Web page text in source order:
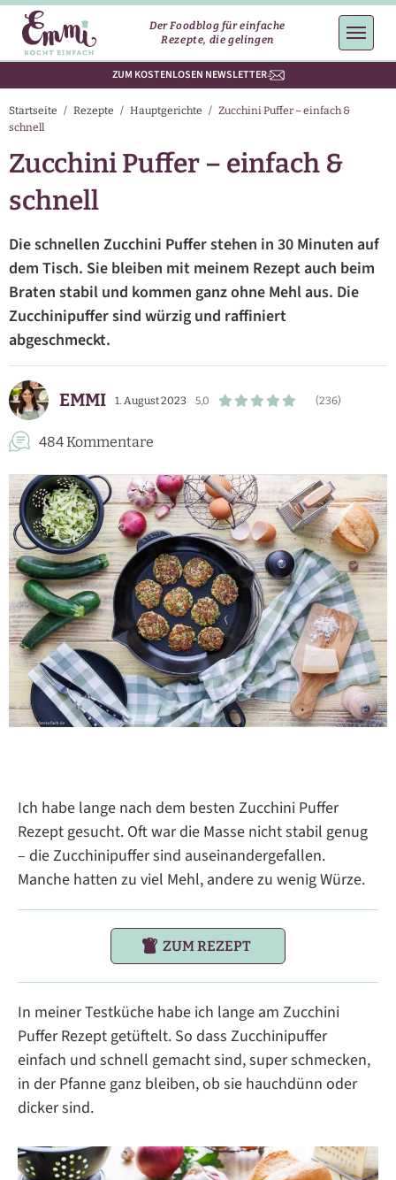
Der Foodblog für einfache
Rezepte, die gelingen
ZUM KOSTENLOSEN NEWSLETTER
Startseite / Rezepte / Hauptgerichte / Zucchini Puffer – einfach &
schnell
Zucchini Puffer – einfach &
schnell
Die schnellen Zucchini Puffer stehen in 30 Minuten auf
dem Tisch. Sie bleiben mit meinem Rezept auch beim
Braten stabil und kommen ganz ohne Mehl aus. Die
Zucchinipuffer sind würzig und raffiniert
abgeschmeckt.
EMMI 1. August 2023 5,0 (236)
484 Kommentare
Ich habe lange nach dem besten Zucchini Puffer
Rezept gesucht. Oft war die Masse nicht stabil genug
– die Zucchinipuffer sind auseinandergefallen.
Manche hatten zu viel Mehl, andere zu wenig Würze.
ZUM REZEPT
In meiner Testküche habe ich lange am Zucchini
Puffer Rezept getüftelt. So dass Zucchinipuffer
einfach und schnell gemacht sind, super schmecken,
in der Pfanne ganz bleiben, ob sie hauchdünn oder
dicker sind.